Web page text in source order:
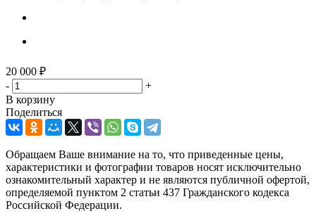
20 000 ₽
-
+
В корзину
Поделиться
Обращаем Ваше внимание на то, что приведенные цены,
характеристики и фотографии товаров носят исключительно
ознакомительный характер и не являются публичной офертой,
определяемой пунктом 2 статьи 437 Гражданского кодекса
Российской Федерации.